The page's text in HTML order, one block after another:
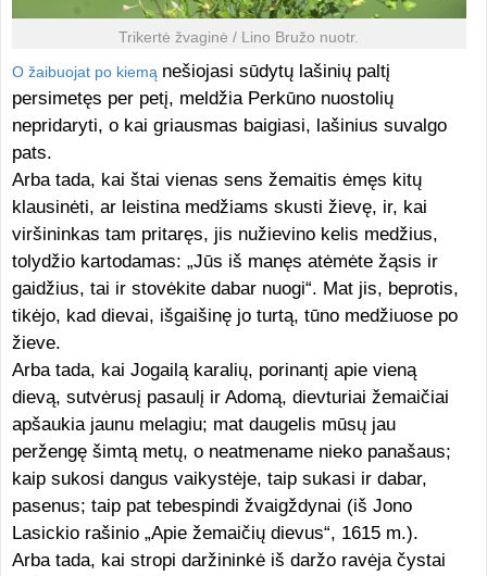
Trikertė žvaginė / Lino Bružo nuotr.
O žaibuojat po kiemą nešiojasi sūdytų lašinių paltį
persimetęs per petį, meldžia Perkūno nuostolių
nepridaryti, o kai griausmas baigiasi, lašinius suvalgo
pats.
Arba tada, kai štai vienas sens žemaitis ėmęs kitų
klausinėti, ar leistina medžiams skusti žievę, ir, kai
viršininkas tam pritaręs, jis nužievino kelis medžius,
tolydžio kartodamas: „Jūs iš manęs atėmėte žąsis ir
gaidžius, tai ir stovėkite dabar nuogi“. Mat jis, beprotis,
tikėjo, kad dievai, išgaišinę jo turtą, tūno medžiuose po
žieve.
Arba tada, kai Jogailą karalių, porinantį apie vieną
dievą, sutvėrusį pasaulį ir Adomą, dievturiai žemaičiai
apšaukia jaunu melagiu; mat daugelis mūsų jau
peržengę šimtą metų, o neatmename nieko panašaus;
kaip sukosi dangus vaikystėje, taip sukasi ir dabar,
pasenus; taip pat tebespindi žvaigždynai (iš Jono
Lasickio rašinio „Apie žemaičių dievus“, 1615 m.).
Arba tada, kai stropi daržininkė iš daržo ravėja čystai